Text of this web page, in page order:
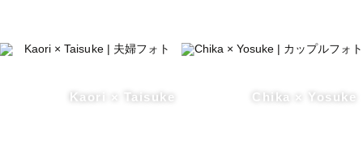
Kaori × Taisuke Chika × Yosuke